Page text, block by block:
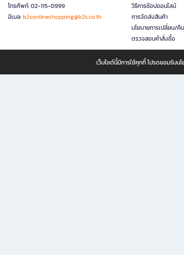
โทรศัพท์: 02-115-0999
อีเมล:b2sonlineshopping@b2s.co.th
วิธีการช้อปออนไลน์
การจัดส่งสินค้า
นโยบายการเปลี่ยน/คื
ตรวจสอบคำสั่งซื้อ
เว็บไซต์นี้มีการใช้คุกกี้ โปรดยอมรับ